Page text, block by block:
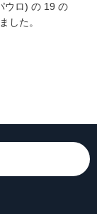
ウロ) の 19 の
した。